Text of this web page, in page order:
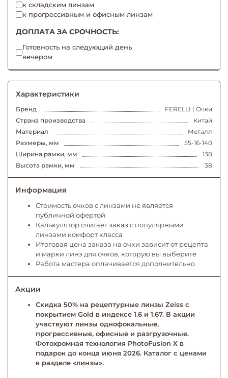
к складским линзам
к прогрессивным и офисным линзам
ДОПЛАТА ЗА СРОЧНОСТЬ:
Готовность на следующий день
вечером
Характеристики
Бренд
FERELLI | Очки
Страна производства
Китай
Материал
Металл
Размеры, мм
55-16-140
Ширина рамки, мм
138
Высота рамки, мм
38
Информация
Стоимость очков с линзами не является
публичной офертой
Калькулятор считает заказ с популярными
линзами комфорт класса
Итоговая цена заказа на очки зависит от рецепта
и марки линз для очков, которую вы выберите
Работа мастера оплачивается дополнительно
Акции
Скидка 50% на рецептурные линзы Zeiss с
покрытием Gold в индексе 1.6 и 1.67. В акции
участвуют линзы однофокальные,
прогрессивные, офисные и разгрузочные.
Фотохромная технология PhotoFusion X в
подарок до конца июня 2026. Каталог с ценами
в разделе «линзы».